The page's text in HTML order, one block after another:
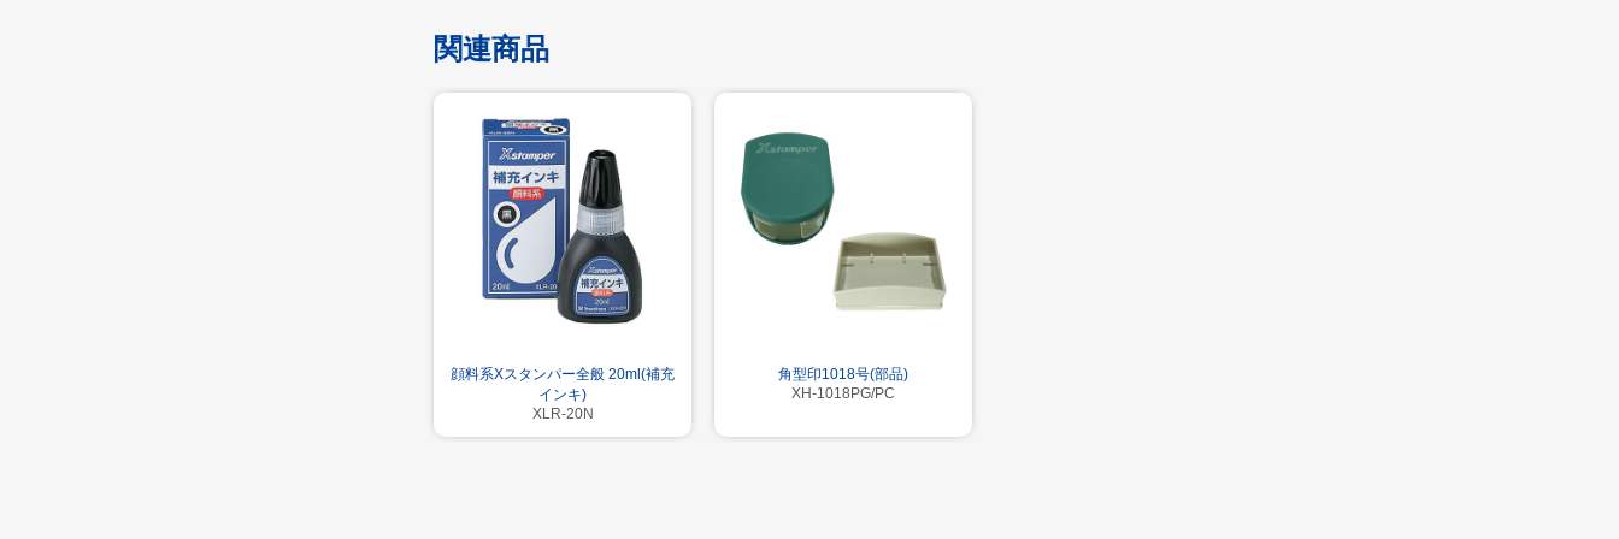
関連商品
顔料系Xスタンパー全般 20ml(補充
インキ)
XLR-20N
角型印1018号(部品)
XH-1018PG/PC